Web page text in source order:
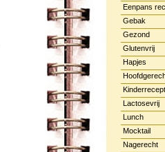
Eenpans
Gebak
Gezond
Glutenvrij
Hapjes
Kinderrecept
Lactosevrij
Lunch
Mocktail
Nagerecht